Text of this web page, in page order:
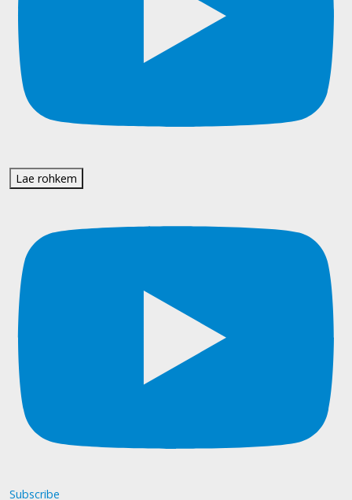
Lae rohkem
Subscribe